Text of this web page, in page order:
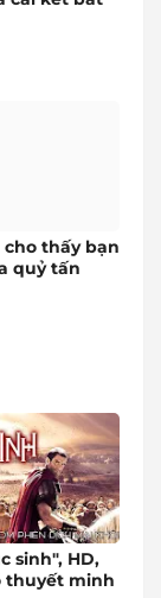
thấy bạn
quỷ tấn
sinh", HD,
thuyết minh